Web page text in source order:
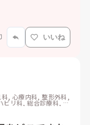
いいね
, 心療内科, 整形外科,
ビリ科, 総合診療科, 救
ース, 外来, 神経内